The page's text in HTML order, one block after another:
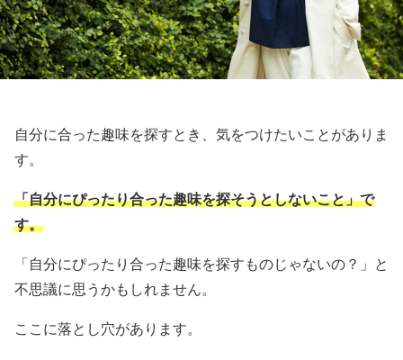
自分に合った趣味を探すとき、気をつけたいことがありま
す。
「自分にぴったり合った趣味を探そうとしないこと」で
す。
「自分にぴったり合った趣味を探すものじゃないの？」と
不思議に思うかもしれません。
ここに落とし穴があります。